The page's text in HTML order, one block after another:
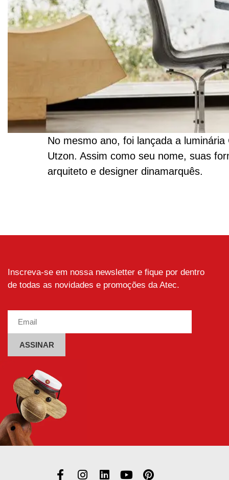
No mesmo ano, foi lançada a
Utzon. Assim como seu nome, suas
arquiteto e designer dinamarquês.
Inscreva-se em nossa newsletter e fique por dentro
de todas as novidades e promoções da Atec.
Alternative: